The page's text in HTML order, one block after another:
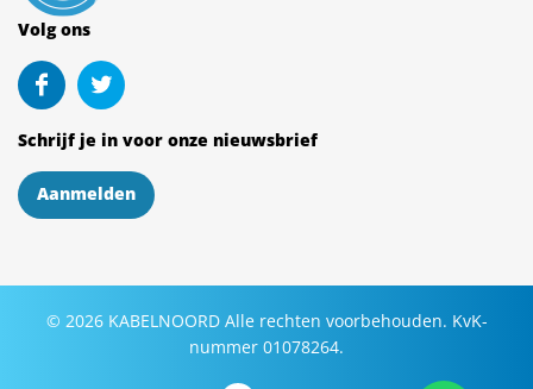
Volg ons
Schrijf je in voor onze nieuwsbrief
Aanmelden
© 2026 KABELNOORDAlle rechten voorbehouden. KvK-
nummer 01078264.